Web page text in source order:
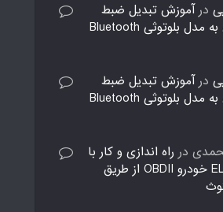
درآموزش تبدیل ضبط
صوت قدیمی به مدل بلوتوثی Bluetooth
درآموزش تبدیل ضبط
صوت قدیمی به مدل بلوتوثی Bluetooth
در راه اندازی و کار با
دیاگ ELM327 خودرو OBDII از طریق